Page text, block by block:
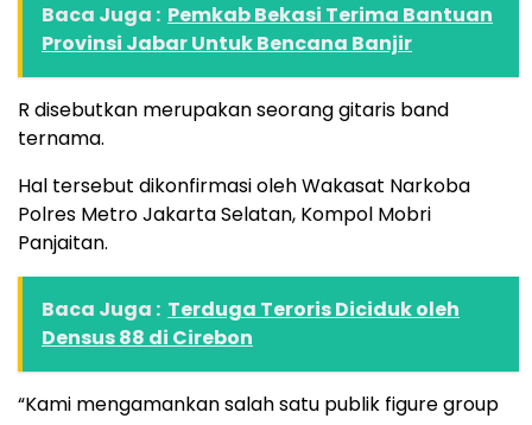
Baca Juga : Pemkab Bekasi Terima Bantuan
Provinsi Jabar Untuk Bencana Banjir
R disebutkan merupakan seorang gitaris band
ternama.
Hal tersebut dikonfirmasi oleh Wakasat Narkoba
Polres Metro Jakarta Selatan, Kompol Mobri
Panjaitan.
Baca Juga : Terduga Teroris Diciduk oleh
Densus 88 di Cirebon
“Kami mengamankan salah satu publik figure group